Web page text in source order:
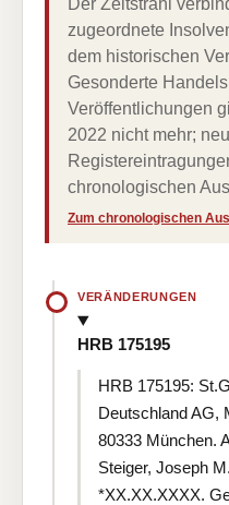
Der Zeitstrahl
zugeordnete
dem historischen
Gesonderte
Veröffentlichungen
2022 nicht mehr;
chronologischen
Zum chronologischen
VERÄNDERUNGEN
HRB 175195
HRB 175195:
Deutschland AG,
80333 München.
Steiger, Joseph
*XX.XX.XXXX.